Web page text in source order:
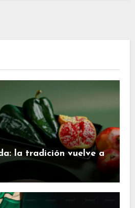
la tradición vuelve a